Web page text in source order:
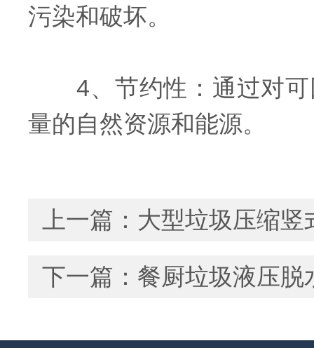
污染和破坏。
4、节约性：通过对可
量的自然资源和能源。
上一篇： 大型垃圾压缩竖
下一篇： 餐厨垃圾液压脱